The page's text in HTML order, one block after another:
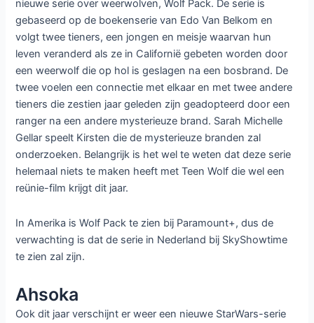
nieuwe serie over weerwolven, Wolf Pack. De serie is
gebaseerd op de boekenserie van Edo Van Belkom en
volgt twee tieners, een jongen en meisje waarvan hun
leven veranderd als ze in Californië gebeten worden door
een weerwolf die op hol is geslagen na een bosbrand. De
twee voelen een connectie met elkaar en met twee andere
tieners die zestien jaar geleden zijn geadopteerd door een
ranger na een andere mysterieuze brand. Sarah Michelle
Gellar speelt Kirsten die de mysterieuze branden zal
onderzoeken. Belangrijk is het wel te weten dat deze serie
helemaal niets te maken heeft met Teen Wolf die wel een
reünie-film krijgt dit jaar.
In Amerika is Wolf Pack te zien bij Paramount+, dus de
verwachting is dat de serie in Nederland bij SkyShowtime
te zien zal zijn.
Ahsoka
Ook dit jaar verschijnt er weer een nieuwe StarWars-serie